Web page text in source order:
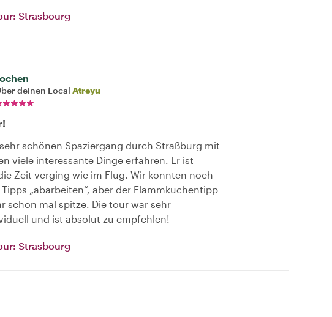
Strasbourg
deinen Local Atreyu
schönen Spaziergang durch Straßburg mit
viele interessante Dinge erfahren. Er ist
Zeit verging wie im Flug. Wir konnten noch
„abarbeiten“, aber der Flammkuchentipp
schon mal spitze. Die tour war sehr
und ist absolut zu empfehlen!
Strasbourg